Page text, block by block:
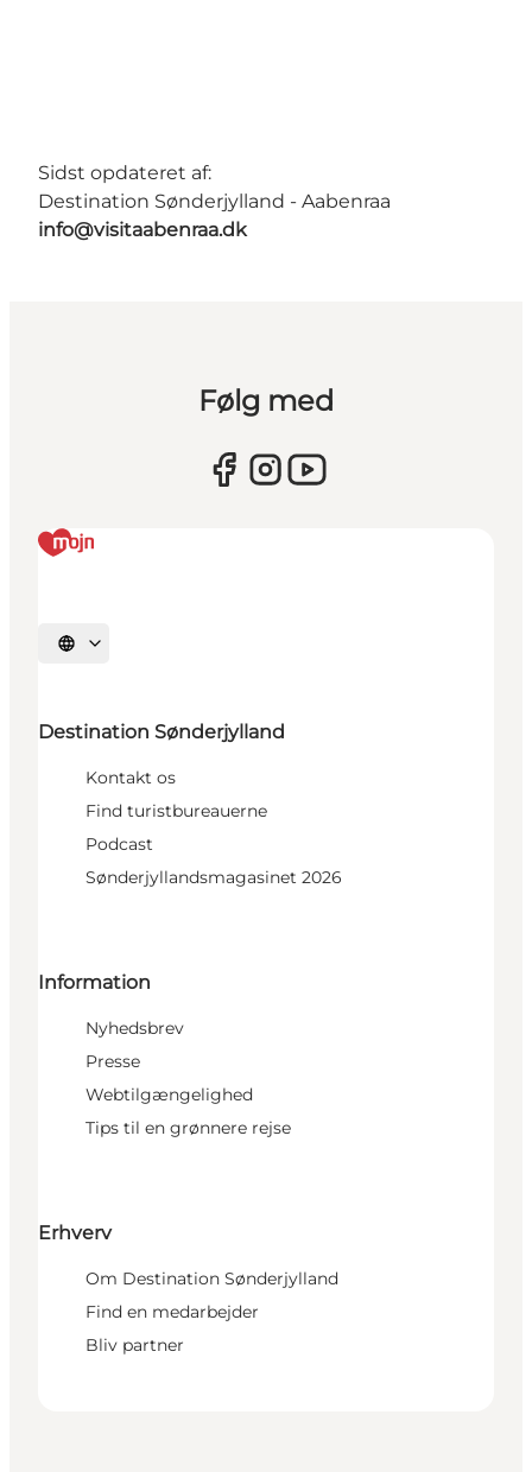
Sidst opdateret af:
Destination Sønderjylland - Aabenraa
info@visitaabenraa.dk
Følg med
Vælg sprog
Destination Sønderjylland
Kontakt os
Find turistbureauerne
Podcast
Sønderjyllandsmagasinet 2026
Information
Nyhedsbrev
Presse
Webtilgængelighed
Tips til en grønnere rejse
Erhverv
Om Destination Sønderjylland
Find en medarbejder
Bliv partner